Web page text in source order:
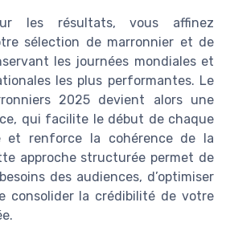
les résultats, vous affinez
sélection de marronnier et de
les journées mondiales et
les plus performantes. Le
2025 devient alors une
qui facilite le début de chaque
et renforce la cohérence de la
approche structurée permet de
des audiences, d’optimiser
consolider la crédibilité de votre